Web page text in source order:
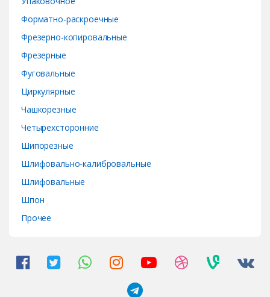
Форматно-раскроечные
Фрезерно-копировальные
Фрезерные
Фуговальные
Циркулярные
Чашкорезные
Четырехсторонние
Шипорезные
Шлифовально-калибровальные
Шлифовальные
Шпон
Прочее